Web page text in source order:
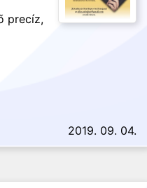
precíz,
2019. 09. 04.